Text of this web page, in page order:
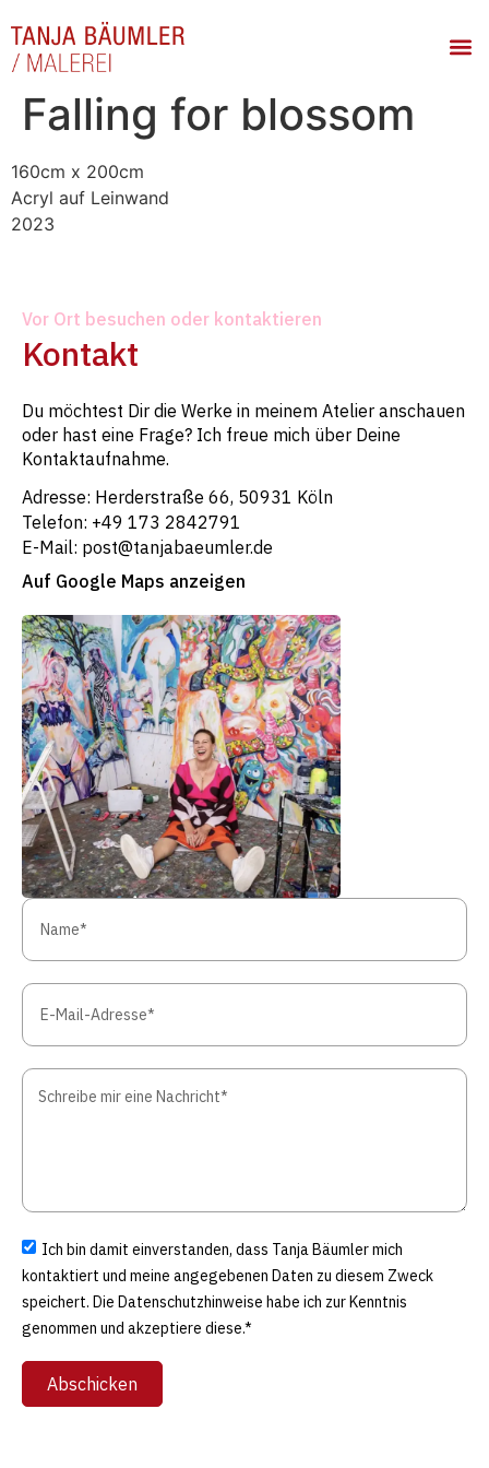
Falling for blossom
160cm x 200cm
Acryl auf Leinwand
2023
Vor Ort besuchen oder kontaktieren
Kontakt
Du möchtest Dir die Werke in meinem Atelier anschauen
oder hast eine Frage? Ich freue mich über Deine
Kontaktaufnahme.
Adresse: Herderstraße 66, 50931 Köln
Telefon: +49 173 2842791
E-Mail: post@tanjabaeumler.de
Auf Google Maps anzeigen
Ich bin damit einverstanden, dass Tanja Bäumler mich
kontaktiert und meine angegebenen Daten zu diesem Zweck
speichert. Die Datenschutzhinweise habe ich zur Kenntnis
genommen und akzeptiere diese.*
Abschicken